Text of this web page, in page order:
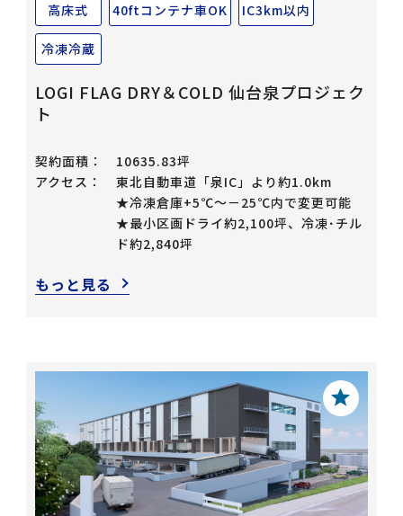
高床式 40ftコンテナ車OK IC3km以内
冷凍冷蔵
LOGI FLAG DRY＆COLD 仙台泉プロジェク
ト
契約面積：
10635.83坪
アクセス：
東北自動車道「泉IC」より約1.0km
★冷凍倉庫+5℃～－25℃内で変更可能
★最小区画ドライ約2,100坪、冷凍･チル
ド約2,840坪
もっと見る